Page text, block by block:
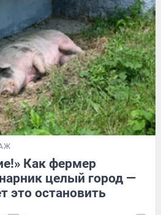
Как фермер
целый город —
это остановить